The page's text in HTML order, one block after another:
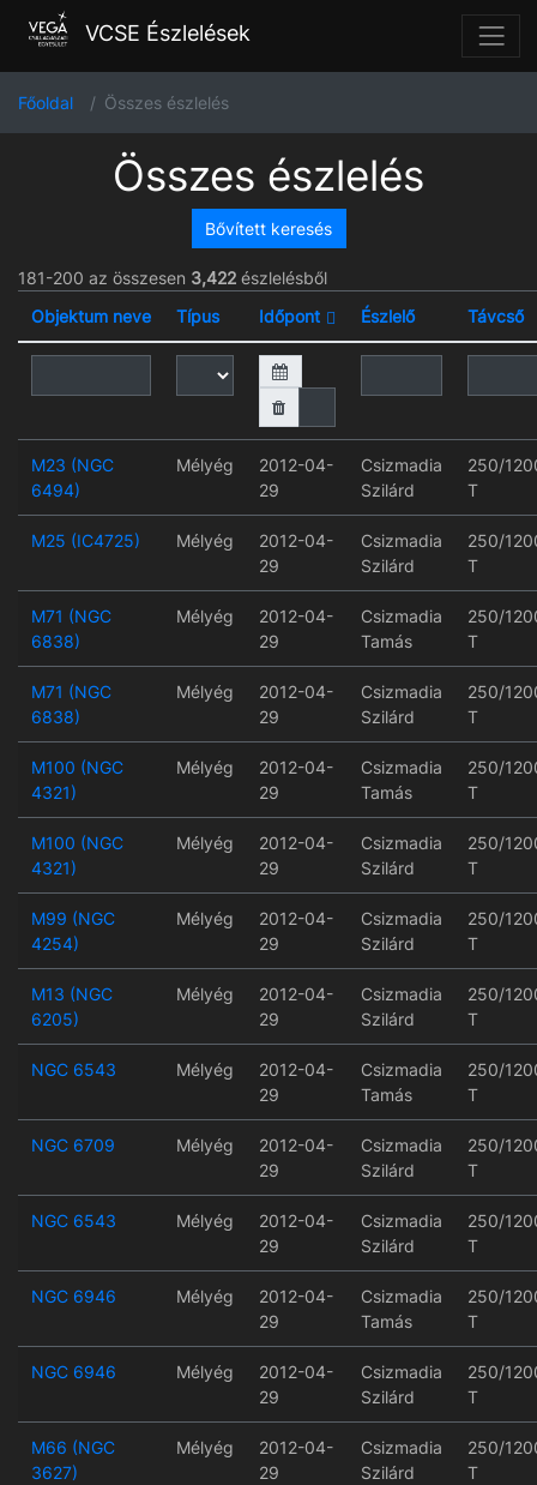
VCSE Észlelések
Főoldal Összes észlelés
Összes észlelés
Bővített keresés
181-200 az összesen 3,422 észlelésből
Objektum neve
Típus Időpont Észlelő Távcső
M23 (NGC
6494)
Mélyég
2012-04-
29
Csizmadia
Szilárd
250/
T
M25 (IC4725) Mélyég
2012-04-
29
Csizmadia
Szilárd
250/
T
M71 (NGC
6838)
Mélyég
2012-04-
29
Csizmadia
Tamás
250/
T
M71 (NGC
6838)
Mélyég
2012-04-
29
Csizmadia
Szilárd
250/
T
M100 (NGC
4321)
Mélyég
2012-04-
29
Csizmadia
Tamás
250/
T
M100 (NGC
4321)
Mélyég
2012-04-
29
Csizmadia
Szilárd
250/
T
M99 (NGC
4254)
Mélyég
2012-04-
29
Csizmadia
Szilárd
250/
T
M13 (NGC
6205)
Mélyég
2012-04-
29
Csizmadia
Szilárd
250/
T
NGC 6543 Mélyég
2012-04-
29
Csizmadia
Tamás
250/
T
NGC 6709 Mélyég
2012-04-
29
Csizmadia
Szilárd
250/
T
NGC 6543 Mélyég
2012-04-
29
Csizmadia
Szilárd
250/
T
NGC 6946 Mélyég
2012-04-
29
Csizmadia
Tamás
250/
T
NGC 6946 Mélyég
2012-04-
29
Csizmadia
Szilárd
250/
T
M66 (NGC
3627)
Mélyég
2012-04-
29
Csizmadia
Szilárd
250/
T